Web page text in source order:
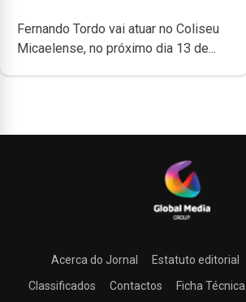
Fernando Tordo vai atuar no Coliseu
Micaelense, no próximo dia 13 de...
Acerca do Jornal Estatuto editorial
Classificados
Contactos Ficha Técnica